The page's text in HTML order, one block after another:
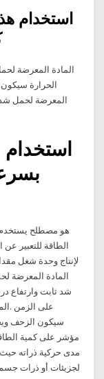
استخدام
الحرارة
المعرضة لحمل
استخدام
الطاقة للتعبير
شد ثابت وارتفاع
على الزمن
سيكون الزحف
مؤشر على كمية
مدى حركية ذراته حيث
لجزيئات أو ذرات